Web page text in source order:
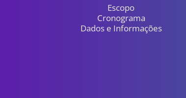
Escopo
Cronograma
Dados e Informações